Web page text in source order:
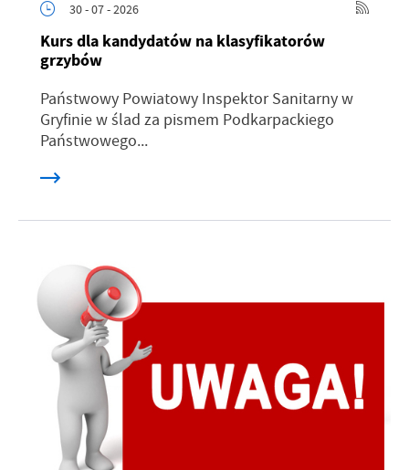
30 - 07 - 2026
Kurs dla kandydatów na klasyfikatorów
grzybów
Państwowy Powiatowy Inspektor Sanitarny w
Gryfinie w ślad za pismem Podkarpackiego
Państwowego...